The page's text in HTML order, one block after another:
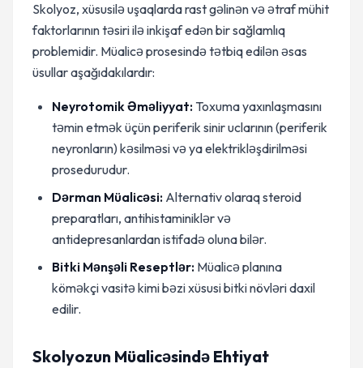
Skolyoz, xüsusilə uşaqlarda rast gəlinən və ətraf mühit
faktorlarının təsiri ilə inkişaf edən bir sağlamlıq
problemidir. Müalicə prosesində tətbiq edilən əsas
üsullar aşağıdakılardır:
Neyrotomik Əməliyyat: Toxuma yaxınlaşmasını
təmin etmək üçün periferik sinir uclarının (periferik
neyronların) kəsilməsi və ya elektrikləşdirilməsi
prosedurudur.
Dərman Müalicəsi: Alternativ olaraq steroid
preparatları, antihistaminiklər və
antidepresanlardan istifadə oluna bilər.
Bitki Mənşəli Reseptlər: Müalicə planına
köməkçi vasitə kimi bəzi xüsusi bitki növləri daxil
edilir.
Skolyozun Müalicəsində Ehtiyat